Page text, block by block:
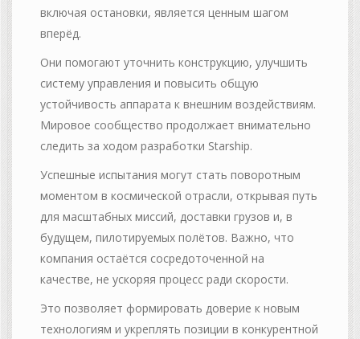
включая остановки, является ценным шагом
вперёд.
Они помогают уточнить конструкцию, улучшить
систему управления и повысить общую
устойчивость аппарата к внешним воздействиям.
Мировое сообщество продолжает внимательно
следить за ходом разработки Starship.
Успешные испытания могут стать поворотным
моментом в космической отрасли, открывая путь
для масштабных миссий, доставки грузов и, в
будущем, пилотируемых полётов. Важно, что
компания остаётся сосредоточенной на
качестве, не ускоряя процесс ради скорости.
Это позволяет формировать доверие к новым
технологиям и укреплять позиции в конкурентной